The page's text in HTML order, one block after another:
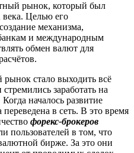
рынок, который был
века. Целью его
механизма,
и международным
обмен валют для
стало выходить всё
заработать на
началось развитие
в сеть. В это время
форекс-брокеров
пользователей в том, что
бирже. За это они